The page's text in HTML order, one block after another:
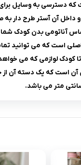
که دسترسی به وسایل
داخل آن آستر طرح دار
آناتومی بدن کودک
است که می توانید
کودک لوازمی که می
آن است که یک دسته آن